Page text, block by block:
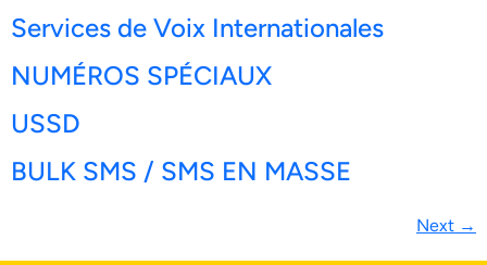
Services de Voix Internationales
NUMÉROS SPÉCIAUX
USSD
BULK SMS / SMS EN MASSE
Next →